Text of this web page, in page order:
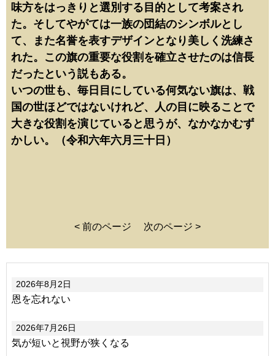
味方をはっきりと選別する目的として考案され
た。そしてやがては一族の団結のシンボルとし
て、また名誉を表すデザインとなり美しく洗練さ
れた。この旗の重要な役割を確立させたのは信長
だったという説もある。
いつの世も、毎日目にしている何気ない旗は、戦
国の世ほどではないけれど、人の目に映ることで
大きな役割を演じていると思うが、なかなかむず
かしい。（令和六年六月三十日）
< 前のページ 次のページ >
2026年8月2日
恩を忘れない
2026年7月26日
気が短いと視野が狭くなる